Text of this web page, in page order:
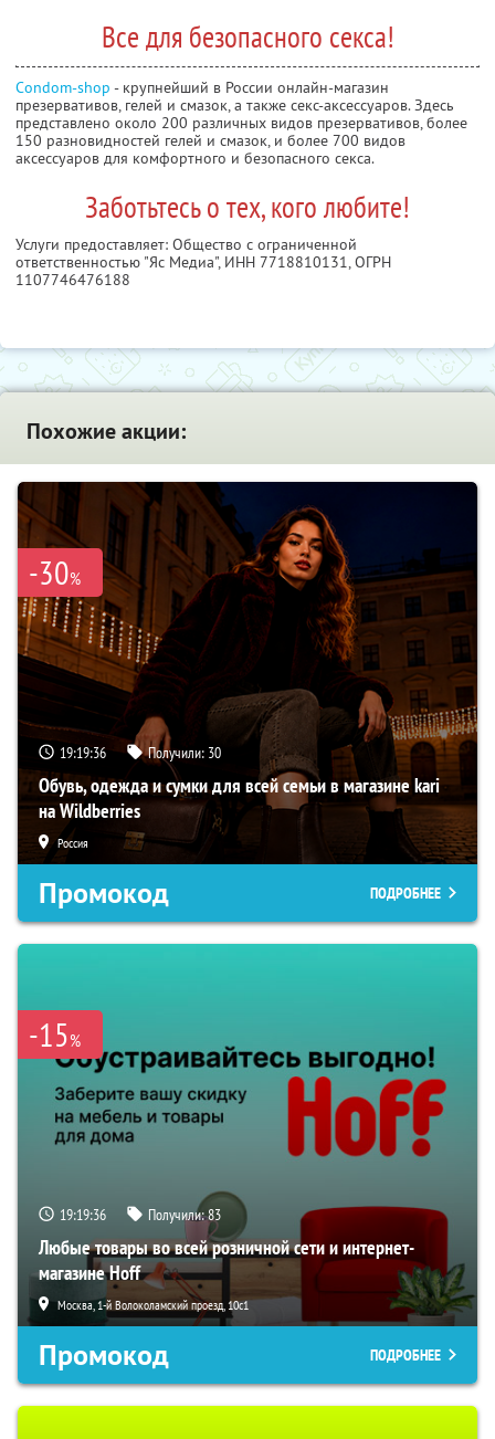
Все для безопасного секса!
Condom-shop - крупнейший в России онлайн-магазин
презервативов, гелей и смазок, а также секс-аксессуаров. Здесь
представлено около 200 различных видов презервативов, более
150 разновидностей гелей и смазок, и более 700 видов
аксессуаров для комфортного и безопасного секса.
Заботьтесь о тех, кого любите!
Услуги предоставляет: Общество с ограниченной
ответственностью "Яс Медиа", ИНН 7718810131, ОГРН
1107746476188
Похожие акции:
-30%
19:19:35 Получили: 30
Обувь, одежда и сумки для всей семьи в магазине kari
на Wildberries
Россия
Промокод ПОДРОБНЕЕ
-15%
19:19:35 Получили:83
Любые товары во всей розничной сети и интернет-
магазине Hoff
Москва, 1-й Волоколамский проезд, 10с1
Промокод ПОДРОБНЕЕ